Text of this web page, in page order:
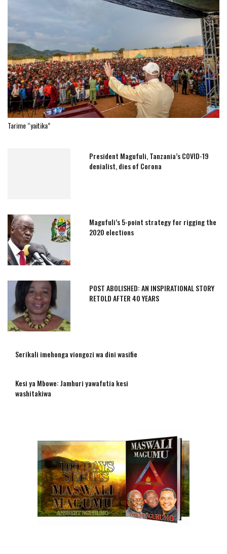
Tarime “yaitika”
President Magufuli, Tanzania’s COVID-19
denialist, dies of Corona
Magufuli’s 5-point strategy for rigging the
2020 elections
POST ABOLISHED: AN INSPIRATIONAL STORY
RETOLD AFTER 40 YEARS
Serikali imehonga viongozi wa dini wasifie
Kesi ya Mbowe: Jamhuri yawafutia kesi
washitakiwa